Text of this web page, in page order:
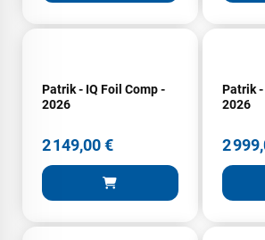
Patrik - IQ Foil Comp -
2026
2 149,00 €
Patrik -
2026
2
J'ai acheté une voile d'occasion depuis
LAISSER UN AVIS